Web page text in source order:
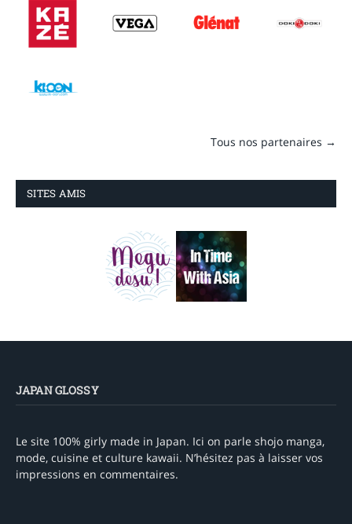
Tous nos partenaires →
SITES AMIS
JAPAN GLOSSY
Le site 100% girly made in Japan. Ici on parle shojo manga,
mode, cuisine et culture kawaii. N’hésitez pas à laisser vos
impressions en commentaires.